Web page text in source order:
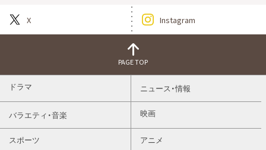
X Instagram
PAGE TOP
ドラマ ニュース・情報
バラエティ・音楽 映画
スポーツ アニメ